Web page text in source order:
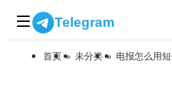
Telegram
首页 » 未分类 » 电报怎么用